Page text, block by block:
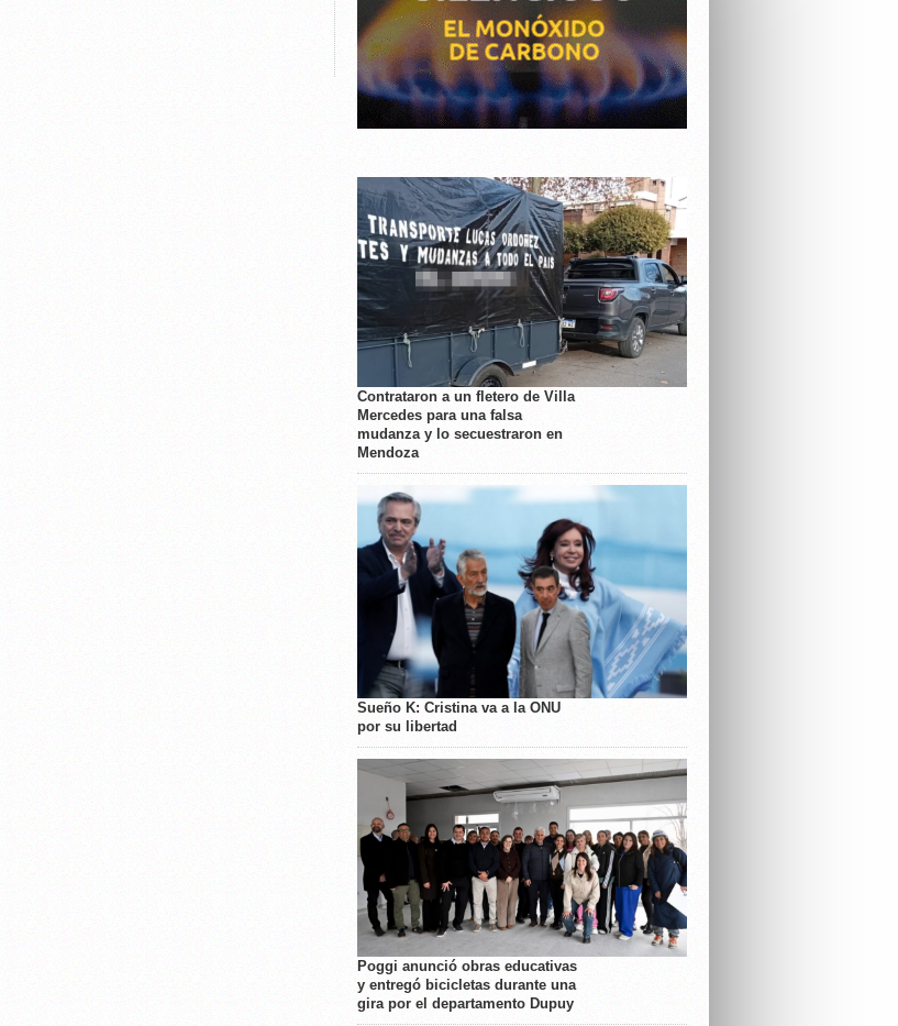
Contrataron a un fletero de Villa
Mercedes para una falsa
mudanza y lo secuestraron en
Mendoza
Sueño K: Cristina va a la ONU
por su libertad
Poggi anunció obras educativas
y entregó bicicletas durante una
gira por el departamento Dupuy